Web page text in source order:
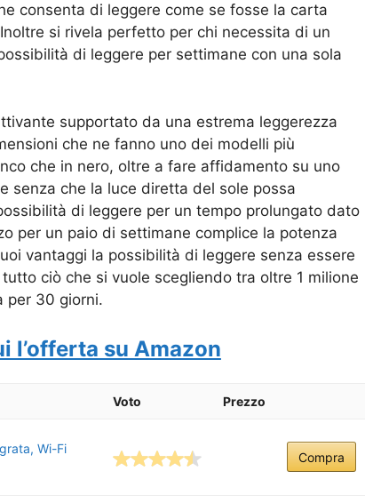
consenta di leggere come se fosse la carta
si rivela perfetto per chi necessita di un
di leggere per settimane con una sola
supportato da una estrema leggerezza
che ne fanno uno dei modelli più
che in nero, oltre a fare affidamento su uno
senza che la luce diretta del sole possa
di leggere per un tempo prolungato dato
per un paio di settimane complice la potenza
vantaggi la possibilità di leggere senza essere
ciò che si vuole scegliendo tra oltre 1 milione
per 30 giorni.
l’offerta su Amazon
Voto Prezzo
Wi-Fi
Compra